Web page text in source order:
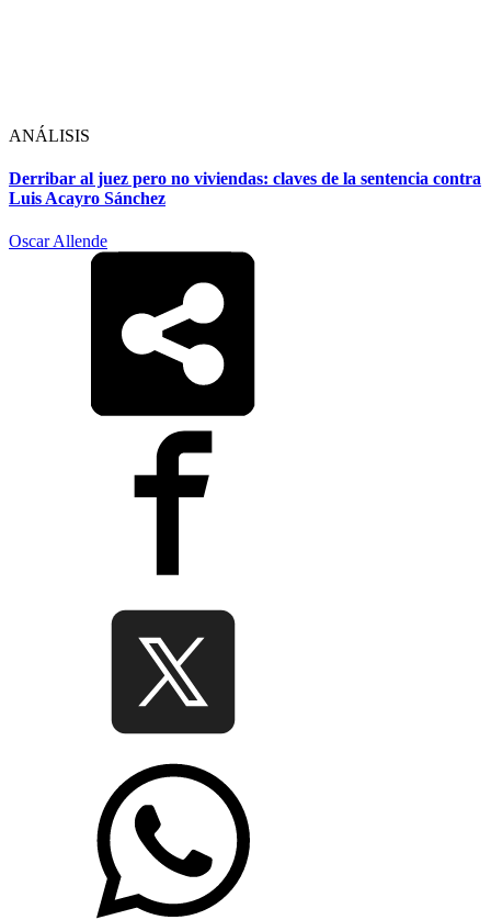
ANÁLISIS
Derribar al juez pero no viviendas: claves de la sentencia contra
Luis Acayro Sánchez
Oscar Allende